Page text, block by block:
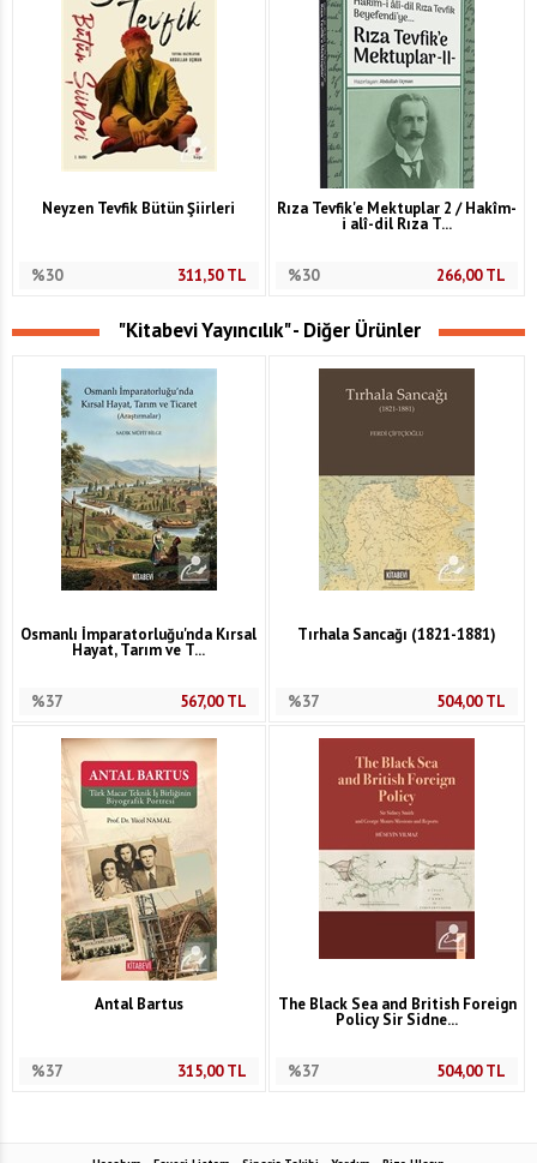
Neyzen Tevfik Bütün Şiirleri
%30 311,50TL
Rıza Tevfik'e Mektuplar 2 / Hakîm-
i alî-dil Rıza T...
%30 266,00TL
"Kitabevi Yayıncılık" - Diğer Ürünler
Osmanlı İmparatorluğu'nda Kırsal
Hayat, Tarım ve T...
%37 567,00TL
Tırhala Sancağı (1821-1881)
%37 504,00TL
Antal Bartus
%37 315,00TL
The Black Sea and British Foreign
Policy Sir Sidne...
%37 504,00TL